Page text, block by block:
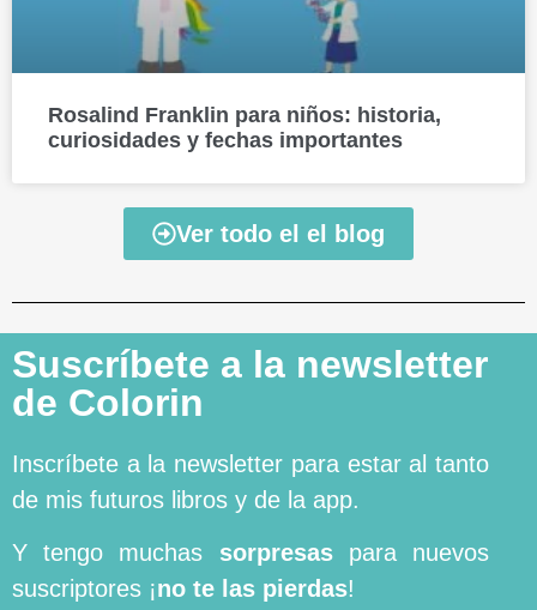
Rosalind Franklin para niños: historia,
curiosidades y fechas importantes
Ver todo el el blog
Suscríbete a la newsletter
de Colorin
Inscríbete a la newsletter para estar al tanto
de mis futuros libros y de la app.
Y tengo muchas sorpresaspara nuevos
suscriptores ¡no te las pierdas!